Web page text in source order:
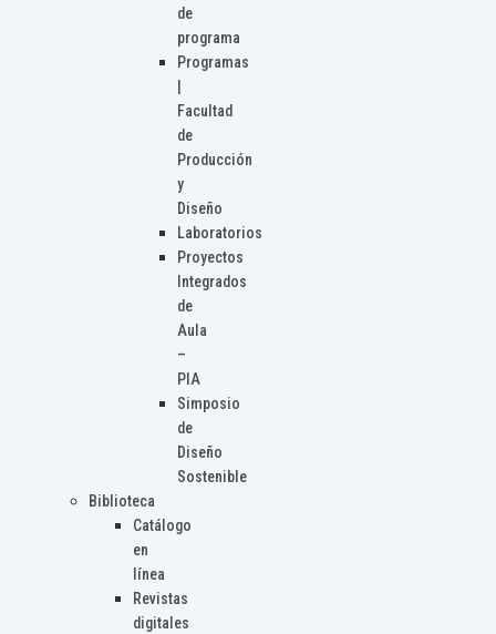
de
programa
Programas
Facultad
de
Producción
y
Diseño
Laboratorios
Proyectos
Integrados
de
Aula
–
PIA
Simposio
de
Diseño
Sostenible
Biblioteca
Catálogo
en
línea
Revistas
digitales